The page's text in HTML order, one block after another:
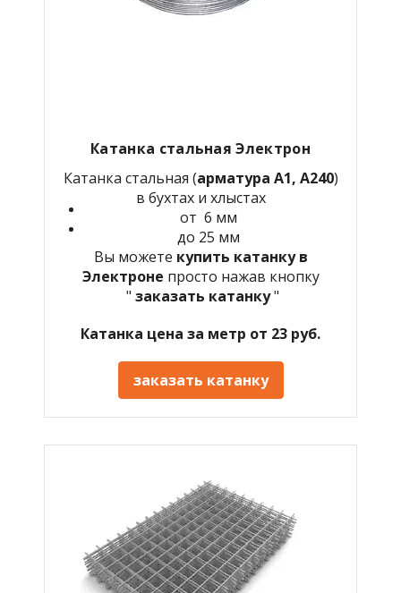
Катанка стальная Электрон
Катанка стальная (арматура А1, А240)
в бухтах и хлыстах
от 6 мм
до 25 мм
Вы можете купить катанку в
Электроне просто нажав кнопку
" заказать катанку"
Катанка цена за метр от 23 руб.
заказать катанку